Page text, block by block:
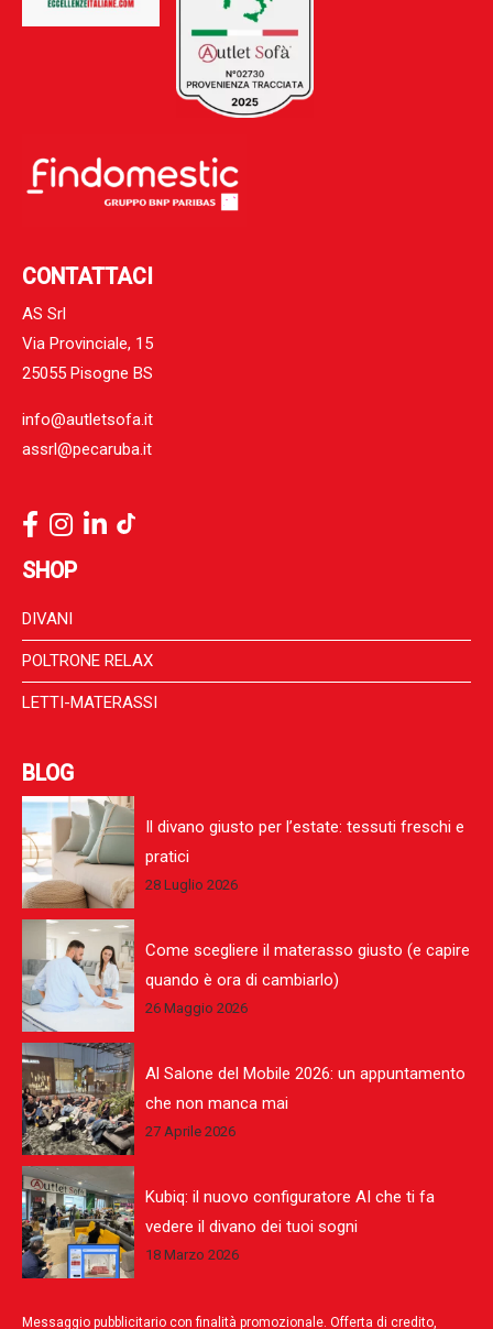
CONTATTACI
AS Srl
Via Provinciale, 15
25055 Pisogne BS
info@autletsofa.it
assrl@pecaruba.it
SHOP
DIVANI
POLTRONE RELAX
LETTI-MATERASSI
BLOG
Il divano giusto per l’estate: tessuti freschi e
pratici
28 Luglio 2026
Come scegliere il materasso giusto (e capire
quando è ora di cambiarlo)
26 Maggio 2026
Al Salone del Mobile 2026: un appuntamento
che non manca mai
27 Aprile 2026
Kubiq: il nuovo configuratore AI che ti fa
vedere il divano dei tuoi sogni
18 Marzo 2026
Messaggio pubblicitario con finalità promozionale. Offerta di credito,